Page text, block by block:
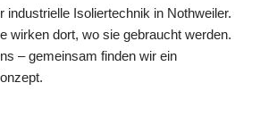
industrielle Isoliertechnik in Nothweiler.
wirken dort, wo sie gebraucht werden.
– gemeinsam finden wir ein